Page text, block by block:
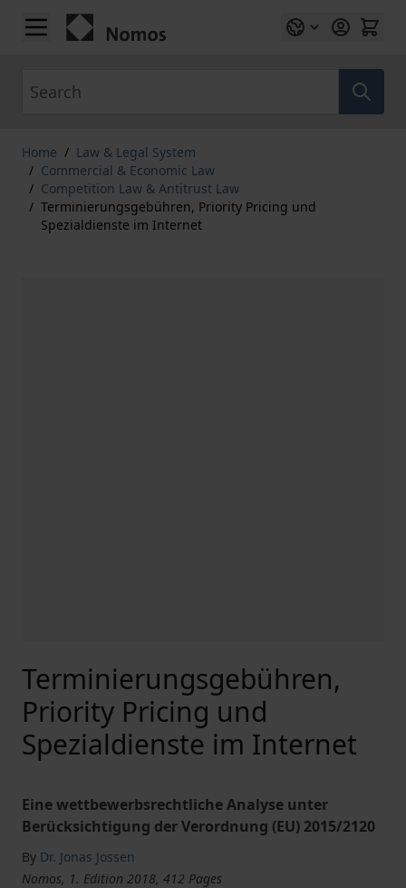
Skip to Content
Home / Law & Legal System
/ Commercial & Economic Law
/ Competition Law & Antitrust Law
/ Terminierungsgebühren, Priority Pricing und
Spezialdienste im Internet
Terminierungsgebühren,
Priority Pricing und
Spezialdienste im Internet
Eine wettbewerbsrechtliche Analyse unter
Berücksichtigung der Verordnung (EU) 2015/2120
By Dr. Jonas Jossen
Nomos, 1. Edition 2018, 412 Pages